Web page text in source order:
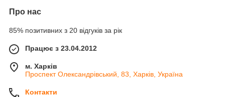
Про нас
85% позитивних з 20 відгуків за рік
Працює з 23.04.2012
м. Харків
Проспект Олександрівський, 83, Харків, Україна
Контакти